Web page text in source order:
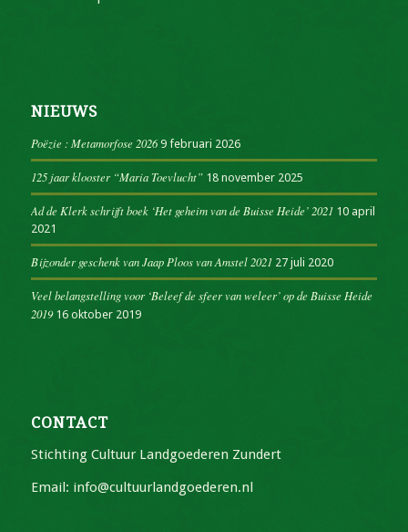
NIEUWS
Poëzie : Metamorfose 2026 9 februari 2026
125 jaar klooster “Maria Toevlucht” 18 november 2025
Ad de Klerk schrijft boek ‘Het geheim van de Buisse Heide’ 2021 10 april
2021
Bijzonder geschenk van Jaap Ploos van Amstel 2021 27 juli 2020
Veel belangstelling voor ‘Beleef de sfeer van weleer’ op de Buisse Heide
2019 16 oktober 2019
CONTACT
Stichting Cultuur Landgoederen Zundert
Email: info@cultuurlandgoederen.nl